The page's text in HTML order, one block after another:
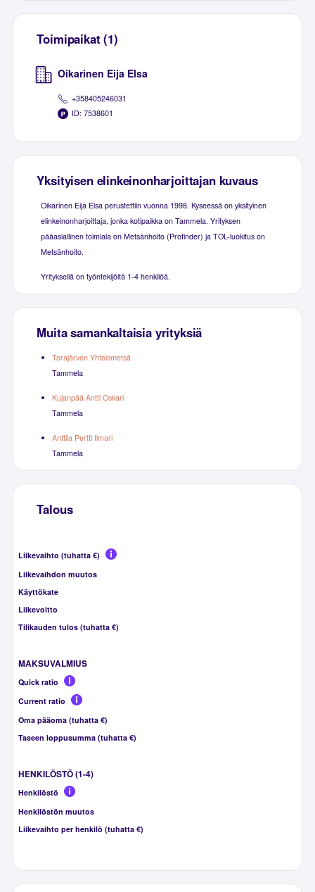
Toimipaikat (1)
Oikarinen Eija Elsa
+358405246031
ID: 7538601
Yksityisen elinkeinonharjoittajan kuvaus
Oikarinen Eija Elsa perustettiin vuonna 1998. Kyseessä on yksityinen
elinkeinonharjoittaja, jonka kotipaikka on Tammela. Yrityksen
pääasiallinen toimiala on Metsänhoito (Profinder) ja TOL-luokitus on
Metsänhoito.
Yrityksellä on työntekijöitä 1-4 henkilöä.
Muita samankaltaisia yrityksiä
Torajärven Yhteismetsä
Tammela
Kujanpää Antti Oskari
Tammela
Anttila Pertti Ilmari
Tammela
Talous
Liikevaihto (tuhatta €)
Liikevaihdon muutos
Käyttökate
Liikevoitto
Tilikauden tulos (tuhatta €)
MAKSUVALMIUS
Quick ratio
Current ratio
Oma pääoma (tuhatta €)
Taseen loppusumma (tuhatta €)
HENKILÖSTÖ (1-4)
Henkilöstö
Henkilöstön muutos
Liikevaihto per henkilö (tuhatta €)